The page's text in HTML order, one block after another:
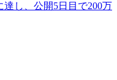
達し、公開5日目で200万